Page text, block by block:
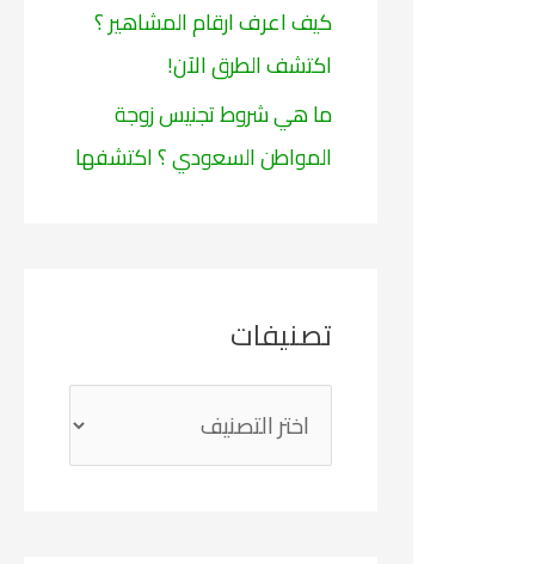
كيف اعرف ارقام المشاهير ؟
اكتشف الطرق الآن!
ما هي شروط تجنيس زوجة
المواطن السعودي ؟ اكتشفها
تصنيفات